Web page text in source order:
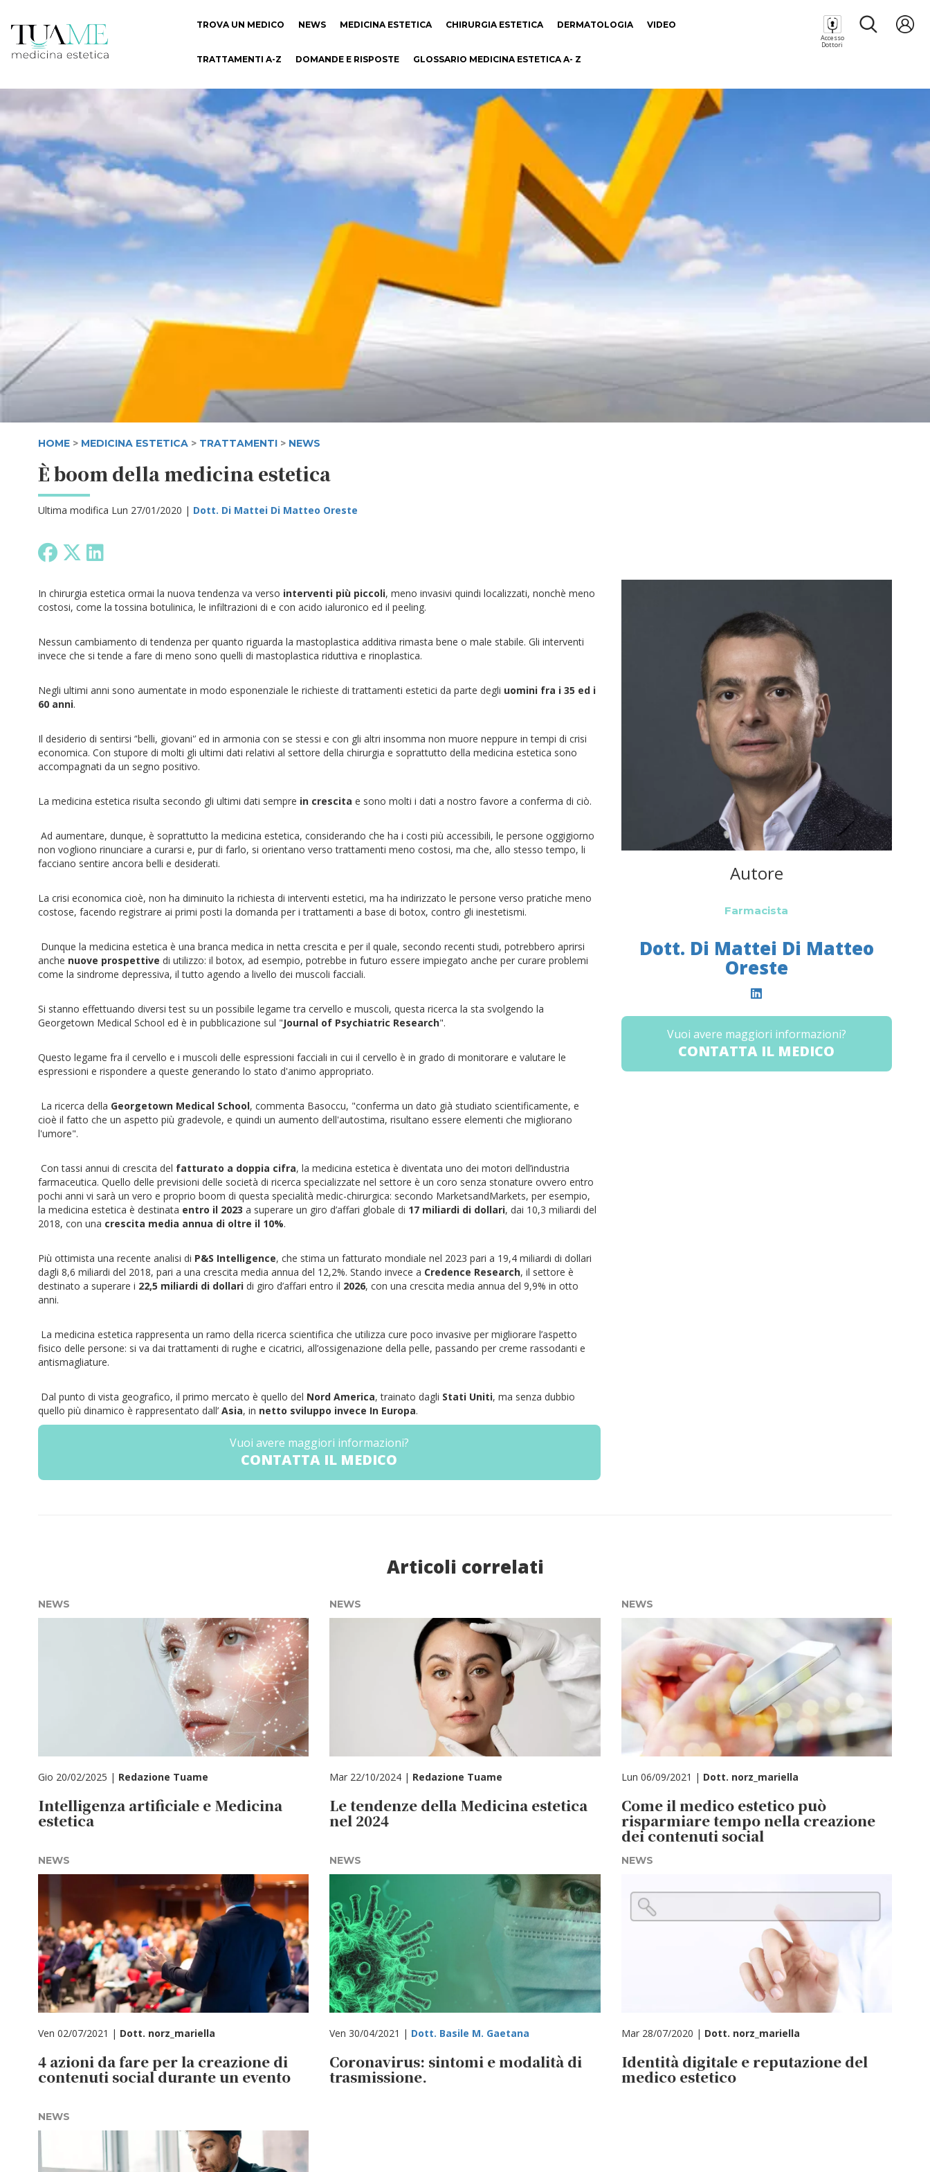
TROVA UN MEDICO NEWS MEDICINA ESTETICA CHIRURGIA ESTETICA DERMATOLOGIA VIDEO
TRATTAMENTI A-Z DOMANDE E RISPOSTE GLOSSARIO MEDICINA ESTETICA A- Z
Accesso
Dottori
HOME > MEDICINA ESTETICA > TRATTAMENTI > NEWS
È boom della medicina estetica
Ultima modifica Lun 27/01/2020 | Dott. Di Mattei Di Matteo Oreste
In chirurgia estetica ormai la nuova tendenza va verso interventi più piccoli, meno invasivi quindi localizzati, nonchè meno
costosi, come la tossina botulinica, le infiltrazioni di e con acido ialuronico ed il peeling.
Nessun cambiamento di tendenza per quanto riguarda la mastoplastica additiva rimasta bene o male stabile. Gli interventi
invece che si tende a fare di meno sono quelli di mastoplastica riduttiva e rinoplastica.
Negli ultimi anni sono aumentate in modo esponenziale le richieste di trattamenti estetici da parte degli uomini fra i 35 ed i
60 anni.
Il desiderio di sentirsi ‘'belli, giovani'’ ed in armonia con se stessi e con gli altri insomma non muore neppure in tempi di crisi
economica. Con stupore di molti gli ultimi dati relativi al settore della chirurgia e soprattutto della medicina estetica sono
accompagnati da un segno positivo.
La medicina estetica risulta secondo gli ultimi dati sempre in crescita e sono molti i dati a nostro favore a conferma di ciò.
Ad aumentare, dunque, è soprattutto la medicina estetica, considerando che ha i costi più accessibili, le persone oggigiorno
non vogliono rinunciare a curarsi e, pur di farlo, si orientano verso trattamenti meno costosi, ma che, allo stesso tempo, li
facciano sentire ancora belli e desiderati.
La crisi economica cioè, non ha diminuito la richiesta di interventi estetici, ma ha indirizzato le persone verso pratiche meno
costose, facendo registrare ai primi posti la domanda per i trattamenti a base di botox, contro gli inestetismi.
Dunque la medicina estetica è una branca medica in netta crescita e per il quale, secondo recenti studi, potrebbero aprirsi
anche nuove prospettive di utilizzo: il botox, ad esempio, potrebbe in futuro essere impiegato anche per curare problemi
come la sindrome depressiva, il tutto agendo a livello dei muscoli facciali.
Si stanno effettuando diversi test su un possibile legame tra cervello e muscoli, questa ricerca la sta svolgendo la
Georgetown Medical School ed è in pubblicazione sul "Journal of Psychiatric Research".
Questo legame fra il cervello e i muscoli delle espressioni facciali in cui il cervello è in grado di monitorare e valutare le
espressioni e rispondere a queste generando lo stato d'animo appropriato.
La ricerca della Georgetown Medical School, commenta Basoccu, "conferma un dato già studiato scientificamente, e
cioè il fatto che un aspetto più gradevole, e quindi un aumento dell'autostima, risultano essere elementi che migliorano
l'umore".
Con tassi annui di crescita del fatturato a doppia cifra, la medicina estetica è diventata uno dei motori dell’industria
farmaceutica. Quello delle previsioni delle società di ricerca specializzate nel settore è un coro senza stonature ovvero entro
pochi anni vi sarà un vero e proprio boom di questa specialità medic-chirurgica: secondo MarketsandMarkets, per esempio,
la medicina estetica è destinata entro il 2023 a superare un giro d’affari globale di 17 miliardi di dollari, dai 10,3 miliardi del
2018, con una crescita media annua di oltre il 10%.
Più ottimista una recente analisi di P&S Intelligence, che stima un fatturato mondiale nel 2023 pari a 19,4 miliardi di dollari
dagli 8,6 miliardi del 2018, pari a una crescita media annua del 12,2%. Stando invece a Credence Research, il settore è
destinato a superare i 22,5 miliardi di dollari di giro d’affari entro il 2026, con una crescita media annua del 9,9% in otto
anni.
La medicina estetica rappresenta un ramo della ricerca scientifica che utilizza cure poco invasive per migliorare l’aspetto
fisico delle persone: si va dai trattamenti di rughe e cicatrici, all’ossigenazione della pelle, passando per creme rassodanti e
antismagliature.
Dal punto di vista geografico, il primo mercato è quello del Nord America, trainato dagli Stati Uniti, ma senza dubbio
quello più dinamico è rappresentato dall’ Asia, in netto sviluppo invece In Europa.
Vuoi avere maggiori informazioni?
CONTATTA IL MEDICO
Autore
Farmacista
Dott. Di Mattei Di Matteo
Oreste
Vuoi avere maggiori informazioni?
CONTATTA IL MEDICO
Articoli correlati
NEWS
Gio 20/02/2025 | Redazione Tuame
Intelligenza artificiale e Medicina
estetica
NEWS
Mar 22/10/2024 | Redazione Tuame
Le tendenze della Medicina estetica
nel 2024
NEWS
Lun 06/09/2021 | Dott. norz_mariella
Come il medico estetico può
risparmiare tempo nella creazione
dei contenuti social
NEWS
Ven 02/07/2021 | Dott. norz_mariella
4 azioni da fare per la creazione di
contenuti social durante un evento
NEWS
Ven 30/04/2021 | Dott. Basile M. Gaetana
Coronavirus: sintomi e modalità di
trasmissione.
NEWS
Mar 28/07/2020 | Dott. norz_mariella
Identità digitale e reputazione del
medico estetico
NEWS